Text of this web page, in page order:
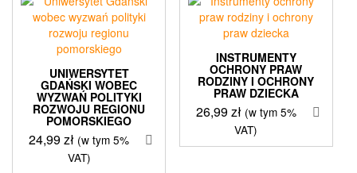
UNIWERSYTET
GDAŃSKI WOBEC
WYZWAŃ POLITYKI
ROZWOJU REGIONU
POMORSKIEGO
24,99zł (w tym 5%
VAT)
INSTRUMENTY
OCHRONY PRAW
RODZINY I OCHRONY
PRAW DZIECKA
26,99zł (w tym 5%
VAT)